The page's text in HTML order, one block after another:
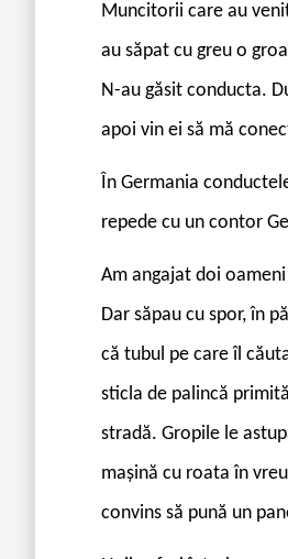
Muncitorii care au
au săpat cu greu o
N-au găsit conducta.
apoi vin ei să mă
În Germania
repede cu un contor
Am angajat doi
Dar săpau cu spor, în
că tubul pe care îl
sticla de palincă
stradă. Gropile le
mașină cu roata în
convins să pună un